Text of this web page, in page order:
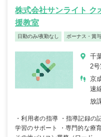
株式会社サンライト ク
援教室
日勤のみ/夜勤なし ボーナス・賞
千
2号
京
速
放
・利用者の指導 ・指導記録の
学習のサポート ・専門的な療